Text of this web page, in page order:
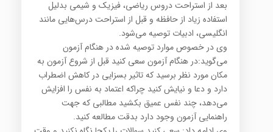
بعد از استراحت دروس ریاضی، فیزیک و شیمی بدلیل
استفاده زیاد از حافظه و قبل از استراحت درس‌هایی مانند
انگلیسی، ادبیات توصیه می‌شود.
وی در خصوص موارد توصیه شده در هنگام آزمون
می‌گوید:در هنگام آزمون سعی کنید قبل از شروع آزمون به
مکان مورد نظر برسید که تاثیر بسزایی در کاهش اضطراب
دارد و دعا و نیایش کنید چراکه اعتماد به نفس را افزایش
می‌دهد، چند نفس عمیق بکشید مطالبی که جهت
راهنمایی آزمون وجود دارد بدقت مطالعه کنید.